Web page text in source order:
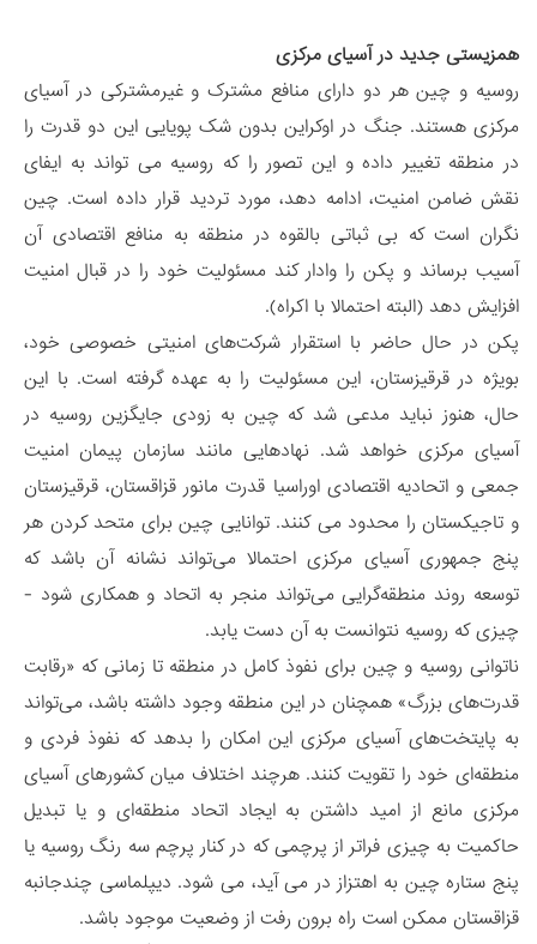
همزیستی جدید در آسیای مرکزی
روسیه و چین هر دو دارای منافع مشترک و غیرمشترکی در آسیای
مرکزی هستند. جنگ در اوکراین بدون شک پویایی این دو قدرت را
در منطقه تغییر داده و این تصور را که روسیه می تواند به ایفای
نقش ضامن امنیت، ادامه دهد، مورد تردید قرار داده است. چین
نگران است که بی ثباتی بالقوه در منطقه به منافع اقتصادی آن
آسیب برساند و پکن را وادار کند مسئولیت خود را در قبال امنیت
افزایش دهد (البته احتمالا با اکراه).
پکن در حال حاضر با استقرار شرکت‌های امنیتی خصوصی خود،
بویژه در قرقیزستان، این مسئولیت را به عهده گرفته است. با این
حال، هنوز نباید مدعی شد که چین به زودی جایگزین روسیه در
آسیای مرکزی خواهد شد. نهادهایی مانند سازمان پیمان امنیت
جمعی و اتحادیه اقتصادی اوراسیا قدرت مانور قزاقستان، قرقیزستان
و تاجیکستان را محدود می کنند. توانایی چین برای متحد کردن هر
پنج جمهوری آسیای مرکزی احتمالا می‌تواند نشانه آن باشد که
توسعه روند منطقه‌گرایی می‌تواند منجر به اتحاد و همکاری شود -
چیزی که روسیه نتوانست به آن دست یابد.
ناتوانی روسیه و چین برای نفوذ کامل در منطقه تا زمانی که «رقابت
قدرت‌های بزرگ» همچنان در این منطقه وجود داشته باشد، می‌تواند
به پایتخت‌های آسیای مرکزی این امکان را بدهد که نفوذ فردی و
منطقه‌ای خود را تقویت کنند. هرچند اختلاف میان کشورهای آسیای
مرکزی مانع از امید داشتن به ایجاد اتحاد منطقه‌ای و یا تبدیل
حاکمیت به چیزی فراتر از پرچمی که در کنار پرچم سه رنگ روسیه یا
پنج ستاره چین به اهتزاز در می آید، می شود. دیپلماسی چندجانبه
قزاقستان ممکن است راه برون رفت از وضعیت موجود باشد.